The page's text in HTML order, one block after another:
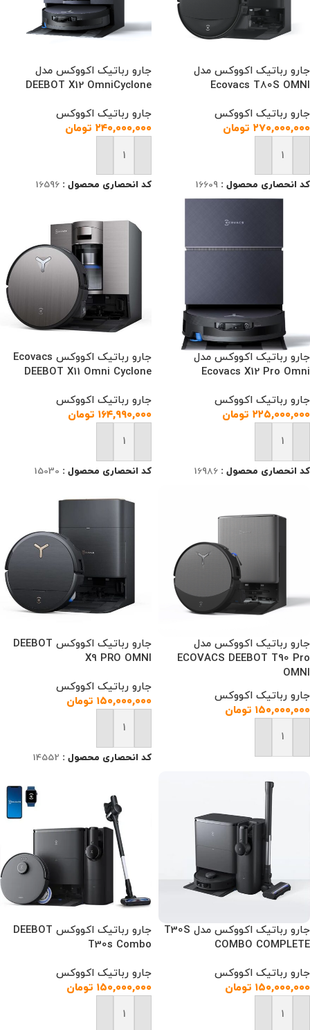
جارو رباتیک اکووکس مدل
Ecovacs T80S OMNI
جارو رباتیک اکووکس
۲۷۰,۰۰۰,۰۰۰ تومان
افزودن به سبد خرید
کد انحصاری محصول : 16609
جارو رباتیک اکووکس مدل
DEEBOT X12 OmniCyclone
جارو رباتیک اکووکس
۲۴۰,۰۰۰,۰۰۰ تومان
افزودن به سبد خرید
کد انحصاری محصول : 16596
جارو رباتیک اکووکس مدل
Ecovacs X12 Pro Omni
جارو رباتیک اکووکس
۲۲۵,۰۰۰,۰۰۰ تومان
افزودن به سبد خرید
کد انحصاری محصول : 16986
جارو رباتیک اکووکس Ecovacs
DEEBOT X11 Omni Cyclone
جارو رباتیک اکووکس
۱۶۴,۹۹۰,۰۰۰ تومان
افزودن به سبد خرید
کد انحصاری محصول : 15030
جارو رباتیک اکووکس مدل
ECOVACS DEEBOT T90 Pro
OMNI
جارو رباتیک اکووکس
۱۵۰,۰۰۰,۰۰۰ تومان
افزودن به سبد خرید
جارو رباتیک اکووکس DEEBOT
X9 PRO OMNI
جارو رباتیک اکووکس
۱۵۰,۰۰۰,۰۰۰ تومان
افزودن به سبد خرید
کد انحصاری محصول : 14552
جارو رباتیک اکووکس مدل T30S
COMBO COMPLETE
جارو رباتیک اکووکس
۱۵۰,۰۰۰,۰۰۰ تومان
افزودن به سبد خرید
جارو رباتیک اکووکس DEEBOT
T30s Combo
جارو رباتیک اکووکس
۱۵۰,۰۰۰,۰۰۰ تومان
افزودن به سبد خرید